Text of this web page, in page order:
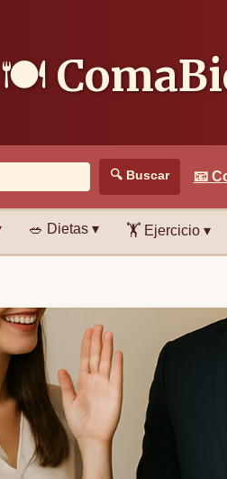
🍽️
🔍Buscar 📧
🥗 Dietas ▾ 🏋️Ejercicio ▾